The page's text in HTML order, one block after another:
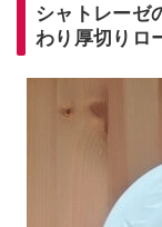
シャトレーゼ
わり厚切りロ